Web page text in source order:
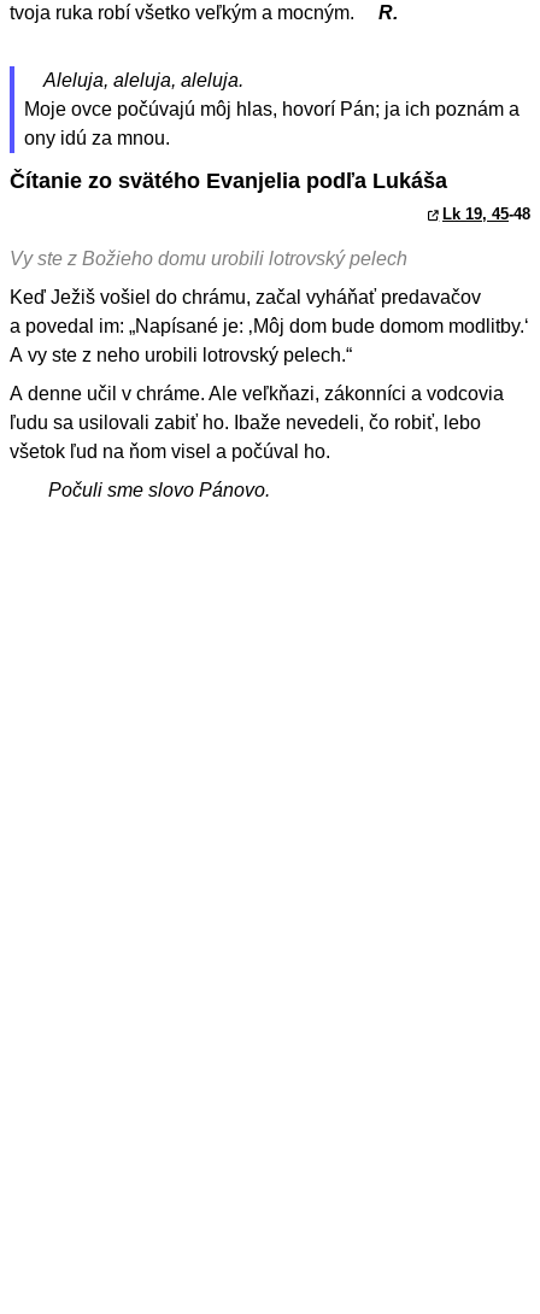
tvoja ruka robí všetko veľkým a mocným.
R.
Aleluja, aleluja, aleluja.
Moje ovce počúvajú môj hlas, hovorí Pán; ja ich poznám a
ony idú za mnou.
Čítanie zo svätého Evanjelia podľa Lukáša
Lk 19, 45-48
Vy ste z Božieho domu urobili lotrovský pelech
Keď Ježiš vošiel do chrámu, začal vyháňať predavačov
a povedal im: „Napísané je: ‚Môj dom bude domom modlitby.‘
A vy ste z neho urobili lotrovský pelech.“
A denne učil v chráme. Ale veľkňazi, zákonníci a vodcovia
ľudu sa usilovali zabiť ho. Ibaže nevedeli, čo robiť, lebo
všetok ľud na ňom visel a počúval ho.
Počuli sme slovo Pánovo.